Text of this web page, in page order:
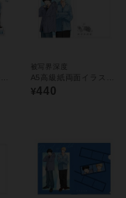
被写界深度
¥440